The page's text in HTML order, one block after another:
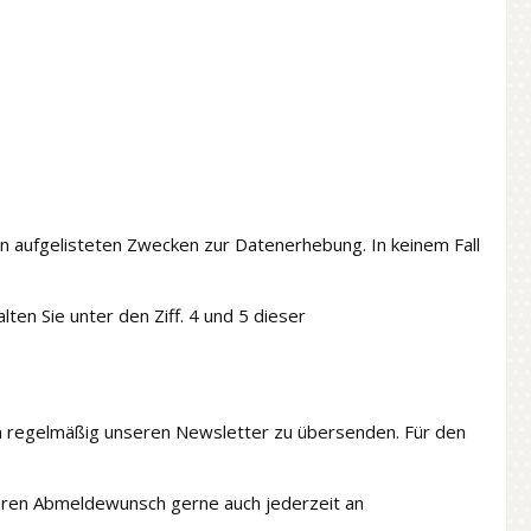
Zwecken zur Datenerhebung. In keinem Fall
Sie unter den Ziff. 4 und 5 dieser
regelmäßig unseren Newsletter zu übersenden. Für den
Abmeldewunsch gerne auch jederzeit an